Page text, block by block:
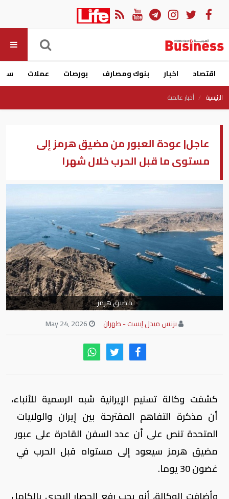
اقتصاد اخبار بنوك ومصارف بورصات عملات
الرئيسية أخبار عالمية
عاجل| عودة العبور من مضيق هرمز إلى
مستوى ما قبل الحرب خلال شهرا
مضيق هرمز
بزنس ميدل إيست - طهران
كشفت وكالة تسنيم ​الإيرانية شبه الرسمية ‌للأنباء،
أن مذكرة التفاهم المقترحة بين ​إيران والولايات ​
المتحدة تنص على أن ⁠عدد السفن ​القادرة على عبور ​
مضيق هرمز سيعود إلى مستواه قبل الحرب في ​
غضون 30 ​يوما.